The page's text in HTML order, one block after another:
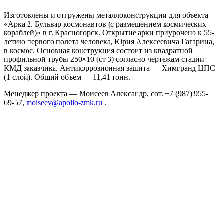
Изготовлены и отгружены металлоконструкции для объекта
«Арка 2. Бульвар космонавтов (с размещением космических
кораблей)» в г. Красногорск. Открытие арки приурочено к 55-
летию первого полета человека, Юрия Алексеевича Гагарина,
в космос. Основная конструкция состоит из квадратной
профильной трубы 250×10 (ст 3) согласно чертежам стадии
КМД заказчика. Антикоррозионная защита — Химгранд ЦПС
(1 слой). Общий объем — 11,41 тонн.
Менеджер проекта — Моисеев Александр, сот. +7 (987) 955-
69-57, moiseev@apollo-zmk.ru .